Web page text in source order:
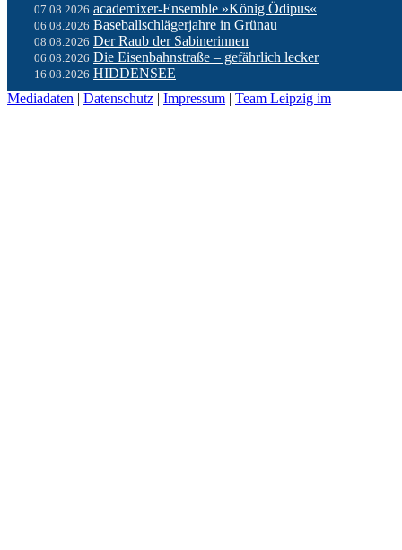
07.08.2026 academixer-Ensemble »König Ödipus«
06.08.2026 Baseballschlägerjahre in Grünau
08.08.2026 Der Raub der Sabinerinnen
06.08.2026 Die Eisenbahnstraße – gefährlich lecker
16.08.2026 HIDDENSEE
Mediadaten | Datenschutz | Impressum | Team Leipzig im